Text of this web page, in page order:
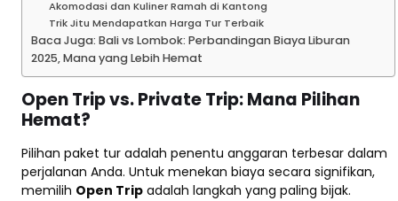
Akomodasi dan Kuliner Ramah di Kantong
Trik Jitu Mendapatkan Harga Tur Terbaik
Baca Juga: Bali vs Lombok: Perbandingan Biaya Liburan
2025, Mana yang Lebih Hemat
Open Trip vs. Private Trip: Mana Pilihan
Hemat?
Pilihan paket tur adalah penentu anggaran terbesar dalam
perjalanan Anda. Untuk menekan biaya secara signifikan,
memilih Open Trip adalah langkah yang paling bijak.